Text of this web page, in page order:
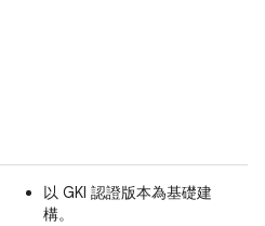
以 GKI 認證版本為基礎建
構。